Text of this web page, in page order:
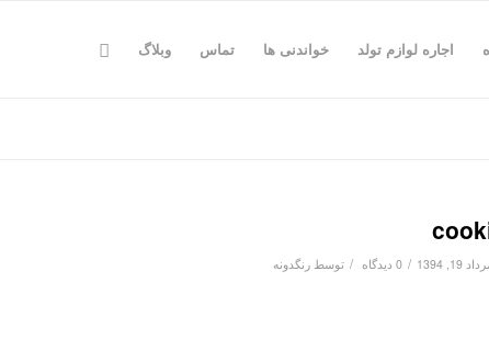
اجاره لوازم تولد خواندنی ها تماس وبلاگ
19, 1394
/ 0 دیدگاه / توسط رنگدونه